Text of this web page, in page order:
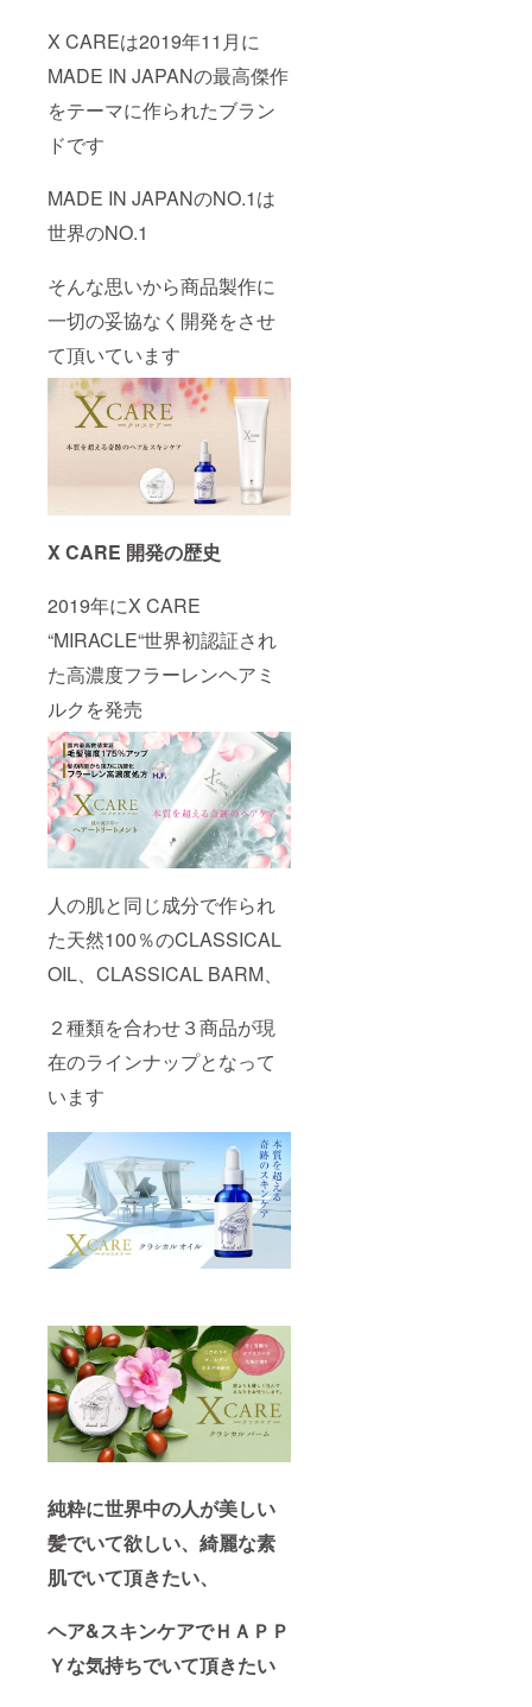
X CAREは2019年11月に
MADE IN JAPANの最高傑作
をテーマに作られたブラン
ドです
MADE IN JAPANのNO.1は
世界のNO.1
そんな思いから商品製作に
一切の妥協なく開発をさせ
て頂いています
X CARE 開発の歴史
2019年にX CARE
“MIRACLE“世界初認証され
た高濃度フラーレンヘアミ
ルクを発売
人の肌と同じ成分で作られ
た天然100％のCLASSICAL
OIL、CLASSICAL BARM、
２種類を合わせ３商品が現
在のラインナップとなって
います
純粋に世界中の人が美しい
髪でいて欲しい、綺麗な素
肌でいて頂きたい、
ヘア&スキンケアでＨＡＰＰ
Ｙな気持ちでいて頂きたい